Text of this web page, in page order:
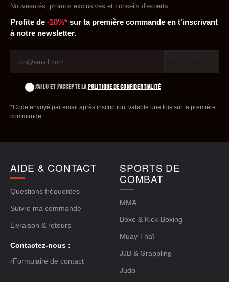
Nouveautés, promos exclusives et conseils d'experts.
Profite de -10%* sur ta première commande en t'inscrivant
à notre newsletter.
J'AI LU ET J'ACCEPTE LAPOLITIQUE DE CONFIDENTIALITÉ
*Code envoyé par email après inscription, valable une fois sur ta première
commande.
AIDE & CONTACT
Questions fréquentes
Suivre ma commande
Livraison & retours
Contactez-nous :
›Formulaire de contact
SPORTS DE
COMBAT
MMA
Boxe & Kick-Boxing
Muay Thaï
JJB & Grappling
Judo